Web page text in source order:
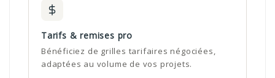
Tarifs & remises pro
Bénéficiez de grilles tarifaires négociées,
adaptées au volume de vos projets.